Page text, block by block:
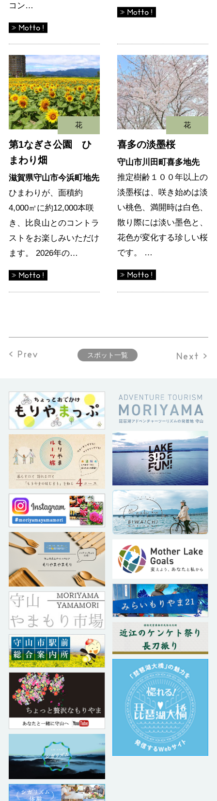
コン…
花
第1なぎさ公園 ひ
まわり畑
滋賀県守山市今浜町地先
ひまわりが、面積約
4,000㎡に約12,000本咲
き、比良山とのコントラ
ストをお楽しみいただけ
ます。 2026年の…
花
喜多の淡墨桜
守山市川田町喜多地先
推定樹齢１００年以上の
淡墨桜は、咲き始めは淡
い桃色、満開時は白色、
散り際には淡い墨色と、
花色が変化する珍しい桜
です。 …
< Prev Next >
スポット一覧